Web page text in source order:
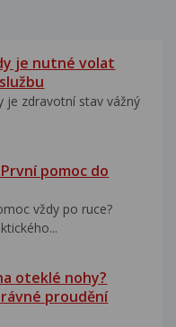
je nutné volat
je zdravotní stav vážný
pomoc do
vždy po ruce?
oteklé nohy?
proudění